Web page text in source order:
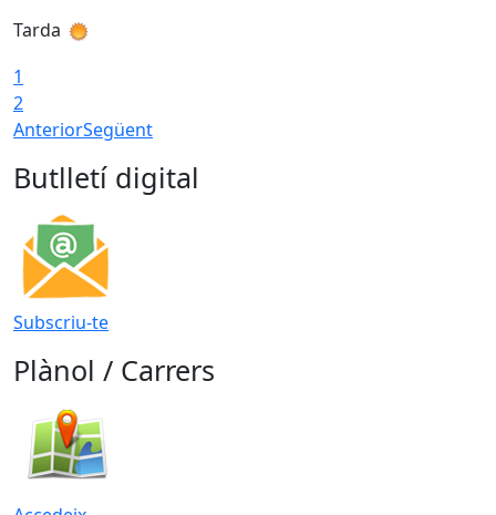
Tarda
1
2
AnteriorSegüent
Butlletí digital
Subscriu-te
Plànol / Carrers